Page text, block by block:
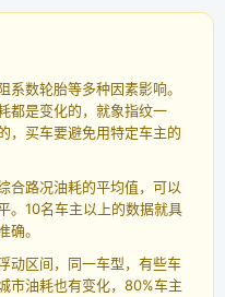
数轮胎等多种因素影响。
都是变化的，就象指纹一
，买车要避免用特定车主的
合路况油耗的平均值，可以
。10名车主以上的数据就具
确。
动区间，同一车型，有些车
市油耗也有变化，80%车主